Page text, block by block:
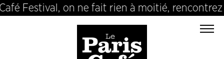
Festival, on ne fait rien à moitié,